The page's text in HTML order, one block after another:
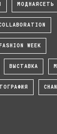
МОДНАЯСЕТЬ
WEEK
ВЫСТАВКА